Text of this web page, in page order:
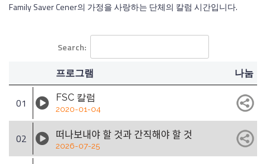
Family Saver Cener의 가정을 사랑하는 단체의 칼럼 시간입니다.
Search:
프로그램 나눔
01 FSC 칼럼
2020-01-04
02 떠나보내야 할 것과 간직해야 할 것
2026-07-25